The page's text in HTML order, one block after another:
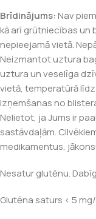
Brīdinājums:Nav
kā arī grūtniecības un
nepieejamā vietā.
Neizmantot uztura
uztura un veselīga
vietā, temperatūrā
izņemšanas no
Nelietot, ja Jums ir
sastāvdaļām.
medikamentus,
Nesatur glutēnu.
Glutēna saturs < 5